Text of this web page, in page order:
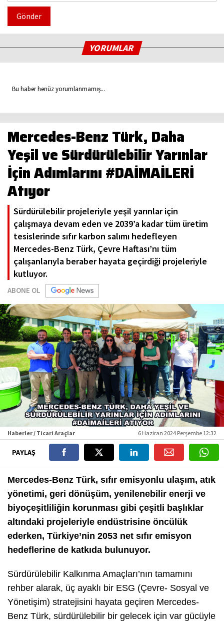
Gönder
YORUMLAR
Bu haber henüz yorumlanmamış...
Mercedes-Benz Türk, Daha
Yeşil ve Sürdürülebilir Yarınlar
İçin Adımlarını #DAİMAİLERİ
Atıyor
Sürdürülebilir projeleriyle yeşil yarınlar için
çalışmaya devam eden ve 2039’a kadar tüm üretim
tesislerinde sıfır karbon salımı hedefleyen
Mercedes-Benz Türk, Çevre Haftası’nı tüm
çalışanlarıyla beraber hayata geçirdiği projeleriyle
kutluyor.
ABONE OL
Haberler / Ticari Araçlar 6 Haziran 2024 Perşembe 12:32
PAYLAŞ
Mercedes-Benz Türk, sıfır emisyonlu ulaşım, atık
yönetimi, geri dönüşüm, yenilenebilir enerji ve
biyoçeşitliliğin korunması gibi çeşitli başlıklar
altındaki projeleriyle endüstrisine öncülük
ederken, Türkiye’nin 2053 net sıfır emisyon
hedeflerine de katkıda bulunuyor.
Sürdürülebilir Kalkınma Amaçları’nın tamamını
rehber alarak, üç ayaklı bir ESG (Çevre- Sosyal ve
Yönetişim) stratejisini hayata geçiren Mercedes-
Benz Türk, sürdürülebilir bir gelecek için var gücüyle